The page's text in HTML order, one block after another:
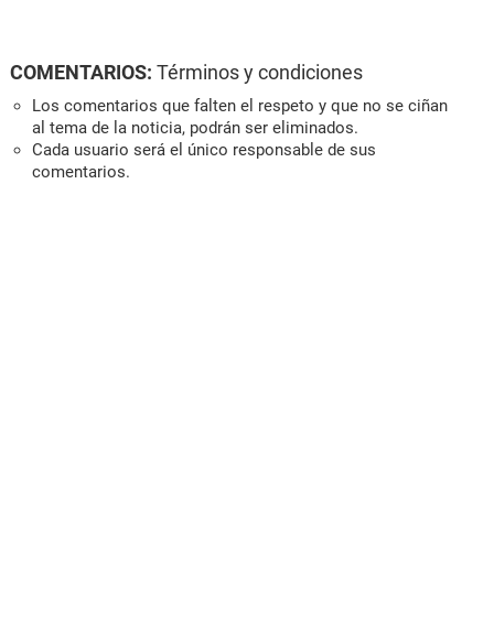
COMENTARIOS: Términos y condiciones
Los comentarios que falten el respeto y que no se ciñan
al tema de la noticia, podrán ser eliminados.
Cada usuario será el único responsable de sus
comentarios.